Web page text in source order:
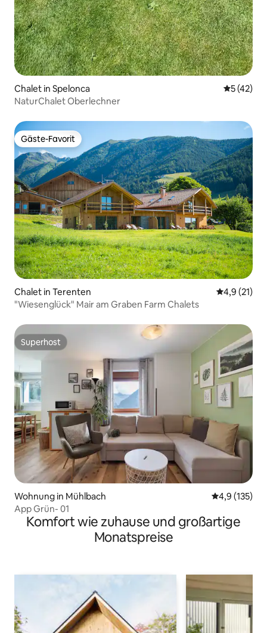
Chalet in Spelonca
5 (42)
NaturChalet Oberlechner
Gäste-Favorit
Gäste-Favorit
Chalet in Terenten
4,9 (21)
"Wiesenglück" Mair am Graben Farm Chalets
Superhost
Superhost
Wohnung in Mühlbach
4,9 (135)
App Grün- 01
Komfort wie zuhause und großartige
Monatspreise